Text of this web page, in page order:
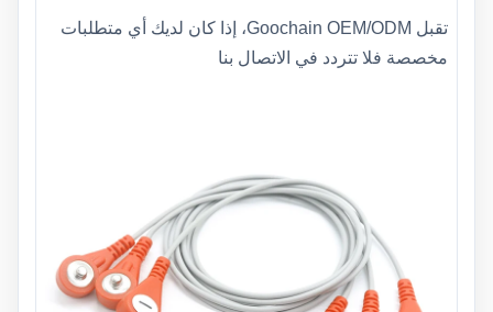
تقبل Goochain OEM/ODM، إذا كان لديك أي متطلبات
مخصصة فلا تتردد في الاتصال بنا